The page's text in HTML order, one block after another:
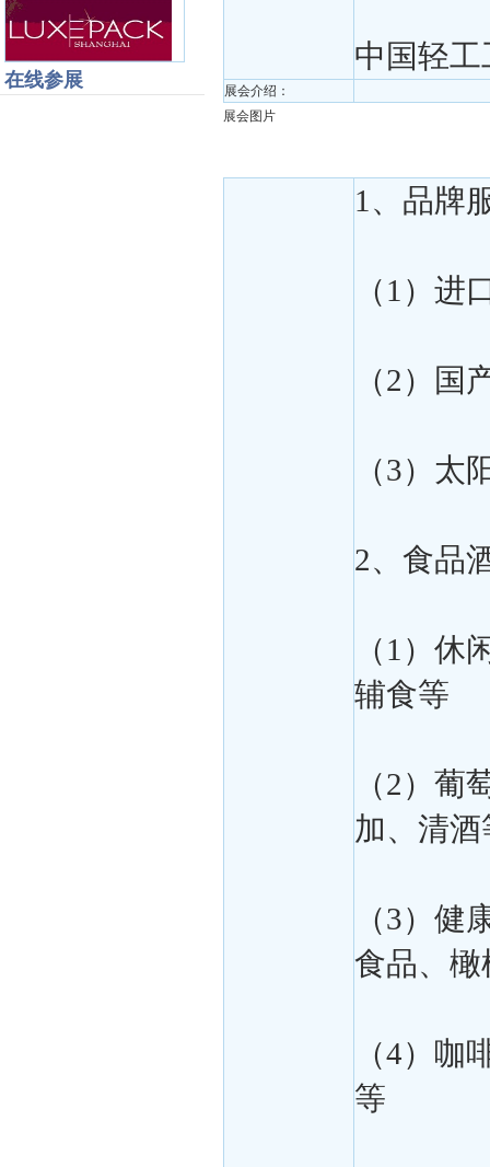
在线参展
中国轻
展会介绍：
展会图片
1、品牌
（1）
（2）
（3）太
2、食品
（1）
辅食等
（2）
加、清酒
（3）
食品、橄
（4）
等